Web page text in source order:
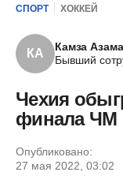
СПОРТ ХОККЕЙ
КА
Камза
Бывший
Чехия
финала ЧМ
Опубликовано:
27 мая 2022, 03:02